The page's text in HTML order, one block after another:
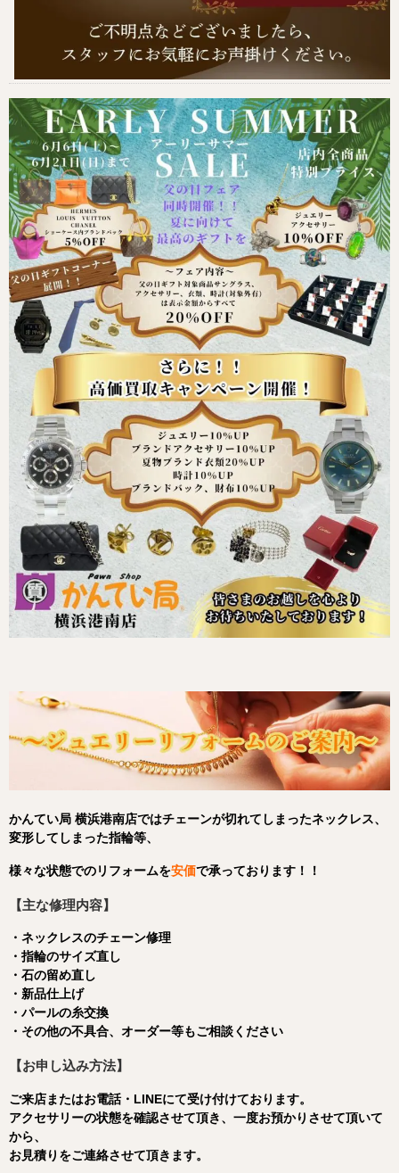
かんてい局 横浜港南店ではチェーンが切れてしまったネックレス、
変形してしまった指輪等、
様々な状態でのリフォームを安価で承っております！！
【主な修理内容】
・ネックレスのチェーン修理
・指輪のサイズ直し
・石の留め直し
・新品仕上げ
・パールの糸交換
・その他の不具合、オーダー等もご相談ください
【お申し込み方法】
ご来店またはお電話・LINEにて受け付けております。
アクセサリーの状態を確認させて頂き、一度お預かりさせて頂いて
から、
お見積りをご連絡させて頂きます。